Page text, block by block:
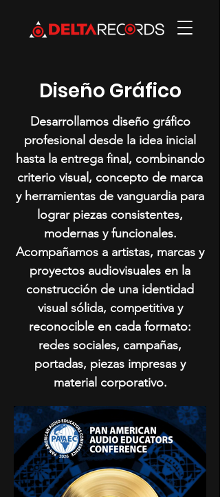
Diseño Gráfico
Desarrollamos diseño gráfico
profesional desde la idea inicial
hasta la entrega final, combinando
criterio visual, concepto de marca
y herramientas de vanguardia para
lograr piezas consistentes,
modernas y funcionales.
Acompañamos a artistas, marcas y
proyectos audiovisuales en la
construcción de una identidad
visual sólida, competitiva y
reconocible en cada formato:
redes sociales, campañas,
portadas, piezas impresas y
material corporativo.